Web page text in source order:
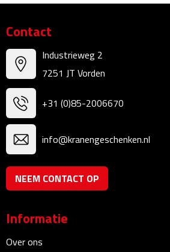
Bureau ventilatoren
Boekenleggers
Briefopeners
Gummen
Linialen
Magneten
Muismatten
Pennen etui's
Pennenhouders
Contact
Industrieweg 2
7251 JT Vorden
+31 (0)85-2006670
info@kranengeschenken.nl
NEEM CONTACT OP
Informatie
Over ons